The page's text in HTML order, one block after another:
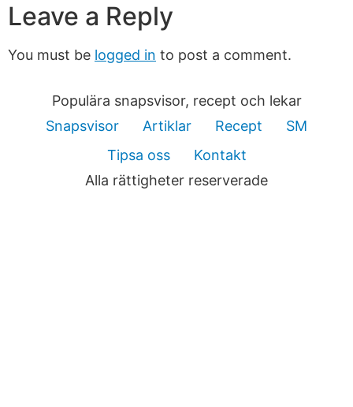
Leave a Reply
You must be logged in to post a comment.
Populära snapsvisor, recept och lekar
Snapsvisor
Artiklar Recept
SM
Tipsa oss
Kontakt
Alla rättigheter reserverade